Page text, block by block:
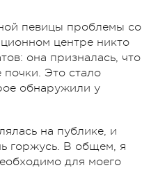
певицы проблемы со
центре никто
она призналась, что
Это стало
обнаружили у
на публике, и
горжусь. В общем, я
для моего